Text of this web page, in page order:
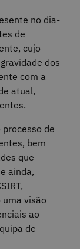
no dia-
de
cujo
dos
com a
atual,
de
bem
que
ainda,
visão
ao
de